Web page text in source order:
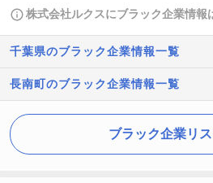
株式会社ルクスにブラック企業情報
千葉県のブラック企業情報一覧
長南町のブラック企業情報一覧
ブラック企業リ